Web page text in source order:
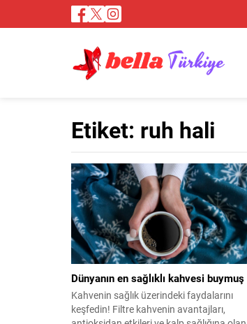
Etiket: ruh hali
Dünyanın en sağlıklı kahvesi buymuş
Kahvenin sağlık üzerindeki faydalarını
keşfedin! Filtre kahvenin avantajları,